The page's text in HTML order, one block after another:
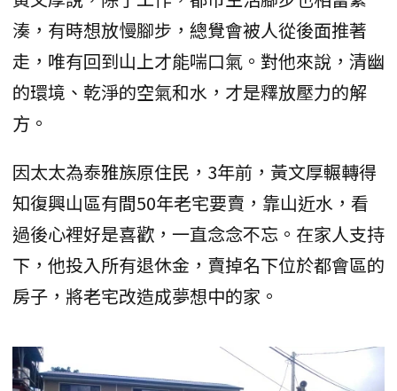
湊，有時想放慢腳步，總覺會被人從後面推著
走，唯有回到山上才能喘口氣。對他來說，清幽
的環境、乾淨的空氣和水，才是釋放壓力的解
方。
因太太為泰雅族原住民，3年前，黃文厚輾轉得
知復興山區有間50年老宅要賣，靠山近水，看
過後心裡好是喜歡，一直念念不忘。在家人支持
下，他投入所有退休金，賣掉名下位於都會區的
房子，將老宅改造成夢想中的家。